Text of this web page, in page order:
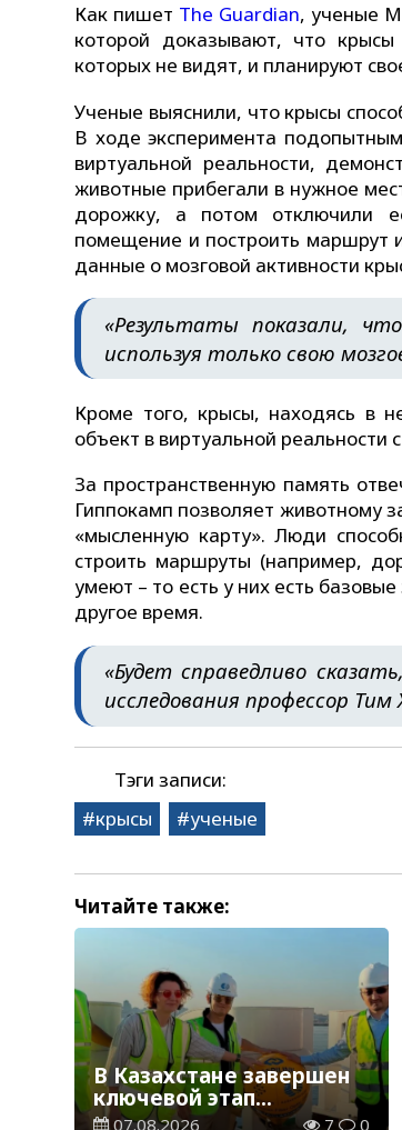
Как пишет The Guardian, ученые
которой доказывают, что
которых не видят, и планируют
Ученые выяснили, что крысы
В ходе эксперимента
виртуальной реальности,
животные прибегали в нужное
дорожку, а потом отключили
помещение и построить маршрут
данные о мозговой активности
«Результаты показали,
используя только свою
Кроме того, крысы, находясь в
объект в виртуальной реальности
За пространственную память
Гиппокамп позволяет животному
«мысленную карту». Люди
строить маршруты (например,
умеют – то есть у них есть
другое время.
«Будет справедливо
исследования профессор Тим
Тэги записи:
крысы
ученые
Читайте также:
В Казахстане завершен
ключевой этап
строительства
07.08.2026 7 0